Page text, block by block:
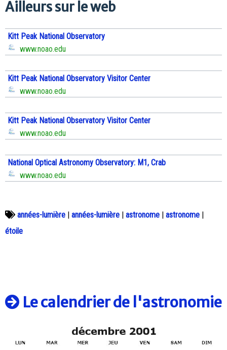
Ailleurs sur le web
Kitt Peak National Observatory
www.noao.edu
Kitt Peak National Observatory Visitor Center
www.noao.edu
Kitt Peak National Observatory Visitor Center
www.noao.edu
National Optical Astronomy Observatory: M1, Crab
www.noao.edu
années-lumière | années-lumière | astronome | astronome |
étoile
Le calendrier de l'astronomie